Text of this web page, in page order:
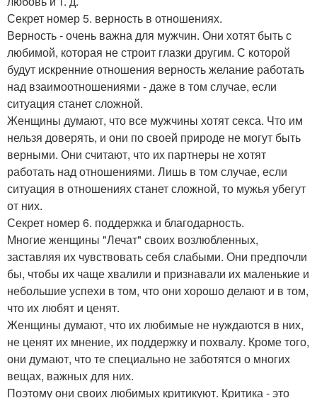
Секрет номер 5. верность в отношениях.
Верность - очень важна для мужчин. Они хотят быть с
любимой, которая не строит глазки другим. С которой
будут искренние отношения верность желание работать
над взаимоотношениями - даже в том случае, если
ситуация станет сложной.
Женщины думают, что все мужчины хотят секса. Что им
нельзя доверять, и они по своей природе не могут быть
верными. Они считают, что их партнеры не хотят
работать над отношениями. Лишь в том случае, если
ситуация в отношениях станет сложной, то мужья убегут
от них.
Секрет номер 6. поддержка и благодарность.
Многие женщины "Лечат" своих возлюбленных,
заставляя их чувствовать себя слабыми. Они предпочли
бы, чтобы их чаще хвалили и признавали их маленькие и
небольшие успехи в том, что они хорошо делают и в том,
что их любят и ценят.
Женщины думают, что их любимые не нуждаются в них,
не ценят их мнение, их поддержку и похвалу. Кроме того,
они думают, что те специально не заботятся о многих
вещах, важных для них.
Поэтому они своих любимых критикуют. Критика - это